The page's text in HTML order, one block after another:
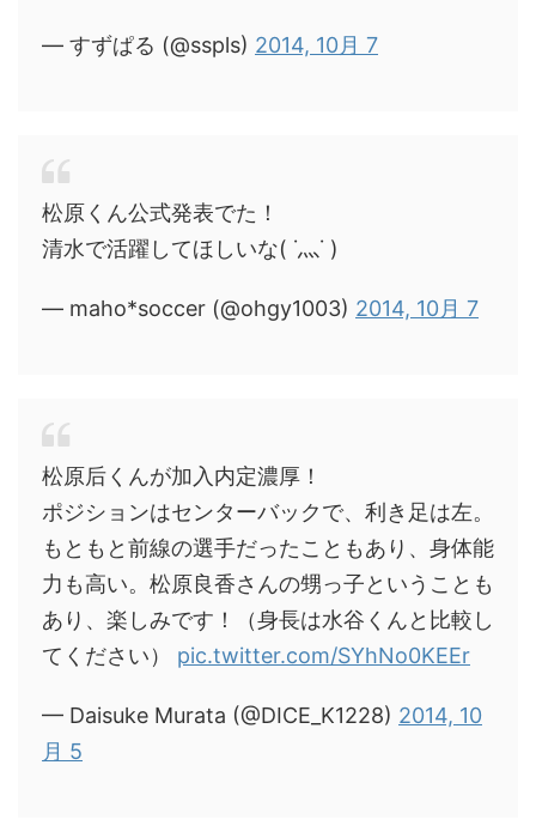
— すずぱる (@sspls) 2014, 10月 7
松原くん公式発表でた！
清水で活躍してほしいな( ˙灬˙ )
— maho*soccer (@ohgy1003) 2014, 10月 7
松原后くんが加入内定濃厚！
ポジションはセンターバックで、利き足は左。
もともと前線の選手だったこともあり、身体能
力も高い。松原良香さんの甥っ子ということも
あり、楽しみです！（身長は水谷くんと比較し
てください） pic.twitter.com/SYhNo0KEEr
— Daisuke Murata (@DICE_K1228) 2014, 10
月 5